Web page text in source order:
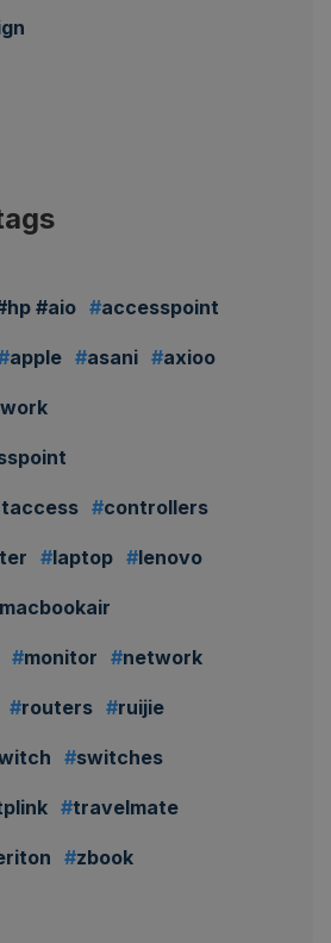
#aio accesspoint
apple asani axioo
controllers
laptop lenovo
macbookair
monitor network
routers ruijie
switches
travelmate
zbook